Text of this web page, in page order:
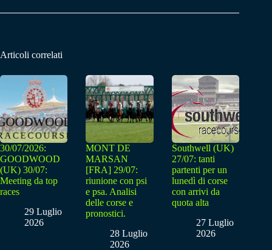
Articoli correlati
30/07/2026:
GOODWOOD
(UK) 30/07:
Meeting da top
races
29 Luglio
2026
MONT DE
MARSAN
[FRA] 29/07:
riunione con psi
e psa. Analisi
delle corse e
pronostici.
28 Luglio
2026
Southwell (UK)
27/07: tanti
partenti per un
lunedì di corse
con arrivi da
quota alta
27 Luglio
2026